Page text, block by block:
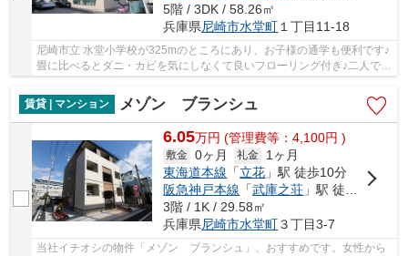
5階 / 3DK / 58.26㎡
兵庫県尼崎市水堂町 １丁目11-18
尼崎市立 水堂小学校が325mのところにあり、お子様の通学も便利です♪
畳に比べるとダニ・カビを気にしなくて良いフローリング付き♪二人で入
居して光熱費も生活費も抑えられるお住まい♪...
賃貸 | マンション
メゾン ブランシュ
6.05万円 (管理費等：4,100円 )
敷金 0ヶ月 礼金
1ヶ月
東海道本線 「立花 」駅 徒歩10分
阪急神戸本線 「武庫之荘 」駅 徒歩16分
3階 / 1K / 29.58㎡
兵庫県尼崎市水堂町３丁目3-7
当社イチオシの物件「メゾン ブランシュ」、おすすめです。女性から